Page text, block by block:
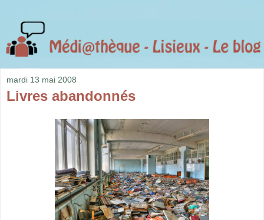
mardi 13 mai 2008
Livres abandonnés